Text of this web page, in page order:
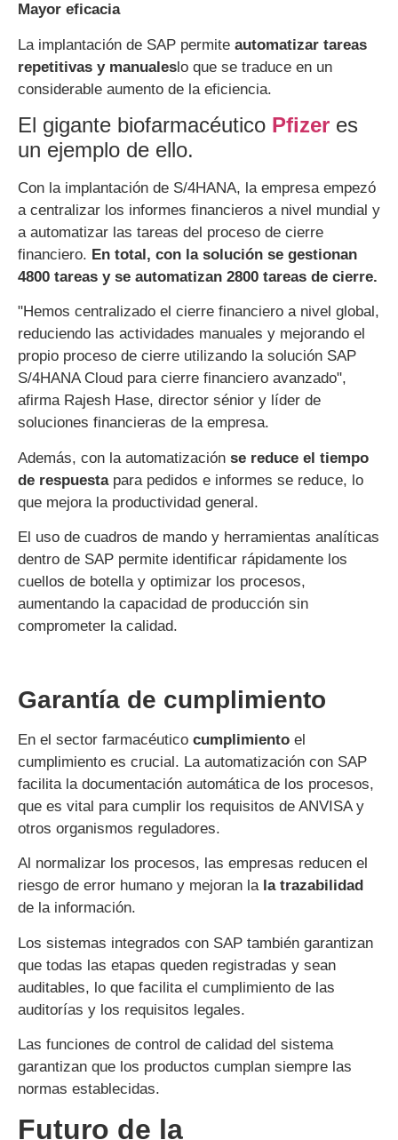
Mayor eficacia
La implantación de SAP permite automatizar tareas
repetitivas y manualeslo que se traduce en un
considerable aumento de la eficiencia.
El gigante biofarmacéutico Pfizer es
un ejemplo de ello.
Con la implantación de S/4HANA, la empresa empezó
a centralizar los informes financieros a nivel mundial y
a automatizar las tareas del proceso de cierre
financiero. En total, con la solución se gestionan
4800 tareas y se automatizan 2800 tareas de cierre.
"Hemos centralizado el cierre financiero a nivel global,
reduciendo las actividades manuales y mejorando el
propio proceso de cierre utilizando la solución SAP
S/4HANA Cloud para cierre financiero avanzado",
afirma Rajesh Hase, director sénior y líder de
soluciones financieras de la empresa.
Además, con la automatización se reduce el tiempo
de respuestapara pedidos e informes se reduce, lo
que mejora la productividad general.
El uso de cuadros de mando y herramientas analíticas
dentro de SAP permite identificar rápidamente los
cuellos de botella y optimizar los procesos,
aumentando la capacidad de producción sin
comprometer la calidad.
Garantía de cumplimiento
En el sector farmacéutico cumplimiento el
cumplimiento es crucial. La automatización con SAP
facilita la documentación automática de los procesos,
que es vital para cumplir los requisitos de ANVISA y
otros organismos reguladores.
Al normalizar los procesos, las empresas reducen el
riesgo de error humano y mejoran la la trazabilidad
de la información.
Los sistemas integrados con SAP también garantizan
que todas las etapas queden registradas y sean
auditables, lo que facilita el cumplimiento de las
auditorías y los requisitos legales.
Las funciones de control de calidad del sistema
garantizan que los productos cumplan siempre las
normas establecidas.
Futuro de la